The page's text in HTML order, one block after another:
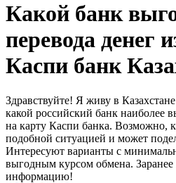
Какой банк
перевода денег
Каспи банк
Здравствуйте! Я живу в
какой российский банк наиболее
на карту Каспи банка. Возможно,
подобной ситуацией и может
Интересуют варианты с
выгодным курсом обмена.
информацию!